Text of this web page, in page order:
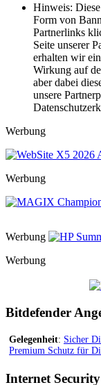
Hinweis:
Form von
Partnerlinks
Seite unserer
erhalten wir
Wirkung auf
aber dabei
unsere
Werbung
Werbung
Werbung
Werbung
Bitdefender
Gelegenheit: Sicher
Premium Schutz für
Internet